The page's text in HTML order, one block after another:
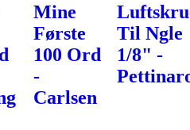
Mine
Første
100 Ord
-
Carlsen
Til Ngle
1/8" -